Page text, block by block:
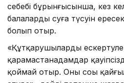
себебі бұрынғысынша, кез
балалардың суға түсуін
болып отыр.
«Құтқарушылардың
қарамастанадамдар
қоймай отыр. Оның соңы